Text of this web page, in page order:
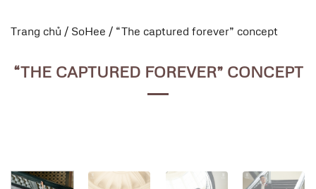
Trang chủ / SoHee / “The captured forever” concept
“THE CAPTURED FOREVER” CONCEPT